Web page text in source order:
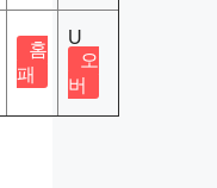
홈
패
U
오
버